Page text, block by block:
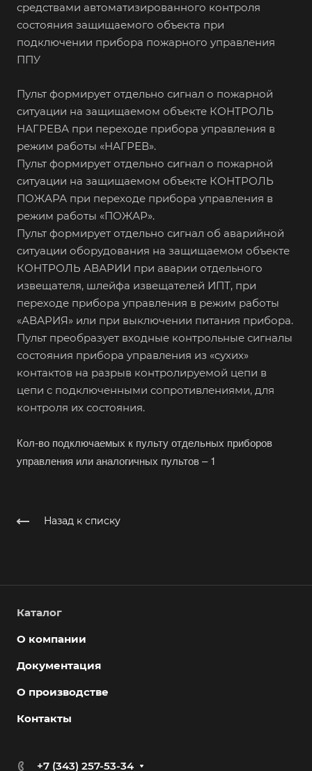
средствами автоматизированного контроля
состояния защищаемого объекта при
подключении прибора пожарного управления
ППУ
Пульт формирует отдельно сигнал о пожарной
ситуации на защищаемом объекте КОНТРОЛЬ
НАГРЕВА при переходе прибора управления в
режим работы «НАГРЕВ».
Пульт формирует отдельно сигнал о пожарной
ситуации на защищаемом объекте КОНТРОЛЬ
ПОЖАРА при переходе прибора управления в
режим работы «ПОЖАР».
Пульт формирует отдельно сигнал об аварийной
ситуации оборудования на защищаемом объекте
КОНТРОЛЬ АВАРИИ при аварии отдельного
извещателя, шлейфа извещателей ИПТ, при
переходе прибора управления в режим работы
«АВАРИЯ» или при выключении питания прибора.
Пульт преобразует входные контрольные сигналы
состояния прибора управления из «сухих»
контактов на разрыв контролируемой цепи в
цепи с подключенными сопротивлениями, для
контроля их состояния.
Кол-во подключаемых к пульту отдельных приборов
управления или аналогичных пультов – 1
Назад к списку
Каталог
О компании
Документация
О производстве
Контакты
+7 (343) 257-53-34